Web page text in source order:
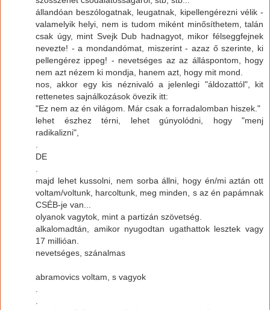
állandóan beszólogatnak, leugatnak, kipellengérezni vélik -
valamelyik helyi, nem is tudom miként minősíthetem, talán
csak úgy, mint Svejk Dub hadnagyot, mikor félseggfejnek
nevezte! - a mondandómat, miszerint - azaz ő szerinte, ki
pellengérez ippeg! - nevetséges az az álláspontom, hogy
nem azt nézem ki mondja, hanem azt, hogy mit mond.
nos, akkor egy kis néznivaló a jelenlegi "áldozattól", kit
rettenetes sajnálkozások övezik itt:
"Ez nem az én világom. Már csak a forradalomban hiszek."
lehet észhez térni, lehet gúnyolódni, hogy "menj
radikalizni",
DE
majd lehet kussolni, nem sorba állni, hogy én/mi aztán ott
voltam/voltunk, harcoltunk, meg minden, s az én papámnak
CSÉB-je van...
olyanok vagytok, mint a partizán szövetség.
alkalomadtán, amikor nyugodtan ugathattok lesztek vagy
17 millióan.
nevetséges, szánalmas
abramovics voltam, s vagyok